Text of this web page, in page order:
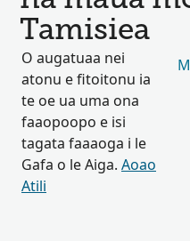
Tamisiea
O augatuaa nei
atonu e fitoitonu ia
te oe ua uma ona
faaopoopo e isi
tagata faaaoga i le
Gafa o le Aiga. Aoao
Atili